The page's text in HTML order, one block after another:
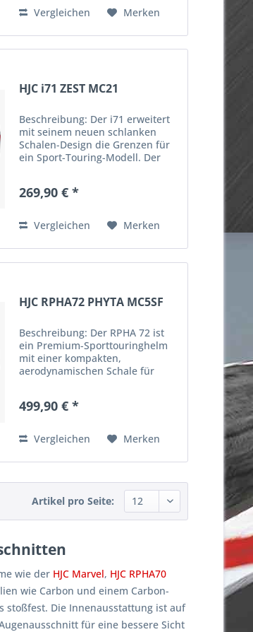
Vergleichen Merken
HJC i71 ZEST MC21
Beschreibung: Der i71 erweitert
mit seinem neuen schlanken
Schalen-Design die Grenzen für
ein Sport-Touring-Modell. Der
nun über 3 Schalen in den 6
und...
269,90 € *
Vergleichen Merken
HJC RPHA72 PHYTA MC5SF
Beschreibung: Der RPHA 72 ist
ein Premium-Sporttouringhelm
mit einer kompakten,
aerodynamischen Schale für
leichteres Visier leichtgängiger
499,90 € *
Vergleichen Merken
Artikel pro Seite:
wie der HJC Marvel, HJC RPHA70
wie Carbon und einem Carbon-
stoßfest. Die Innenausstattung ist auf
für eine bessere Sicht